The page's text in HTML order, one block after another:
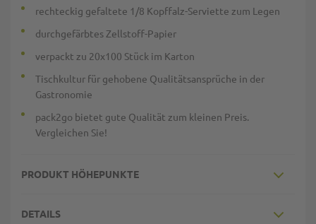
rechteckig gefaltete 1/8 Kopffalz-Serviette zum Legen
durchgefärbtes Zellstoff-Papier
verpackt zu 20x100 Stück im Karton
Tischkultur für gehobene Qualitätsansprüche in der
Gastronomie
pack2go bietet gute Qualität zum kleinen Preis.
Vergleichen Sie!
PRODUKT HÖHEPUNKTE
DETAILS